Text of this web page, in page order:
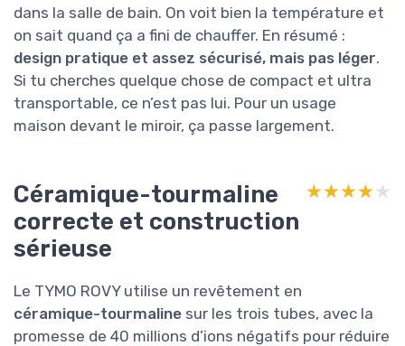
dans la salle de bain. On voit bien la température et
on sait quand ça a fini de chauffer. En résumé :
design pratique et assez sécurisé, mais pas léger.
Si tu cherches quelque chose de compact et ultra
transportable, ce n’est pas lui. Pour un usage
maison devant le miroir, ça passe largement.
Céramique-tourmaline
correcte et construction
sérieuse
★★★★★
★★★★★
Le TYMO ROVY utilise un revêtement en
céramique-tourmaline sur les trois tubes, avec la
promesse de 40 millions d’ions négatifs pour réduire